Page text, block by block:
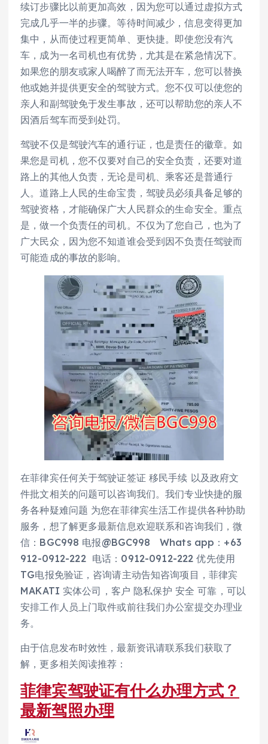
续订步骤比以前更加高效，因为您可以通过虚拟方式
完成几乎一半的步骤。等待时间减少，信息变得更加
集中，从而使过程更简单、更快捷。即使您没有汽
车，成为一名司机也有优势，尤其是在紧急情况下。
如果您的朋友或家人喝醉了而无法开车，您可以替换
他或她并提供更安全的驾驶方式。您不仅可以使您的
亲人和副驾驶免于发生事故，还可以帮助您的亲人不
因酒后驾车而受到处罚。
驾驶不仅是驾驶汽车的通行证，也是责任的徽章。如
果您是司机，您不仅要对自己的安全负责，还要对道
路上的其他人负责，无论是司机、乘客还是普通行
人。道路上人民的生命宝贵，驾驶员必须具备足够的
驾驶资格，才能确保广大人民群众的生命安全。重点
是，做一个负责任的司机。不仅为了您自己，也为了
广大民众，因为您不知道谁会受到因不负责任驾驶而
可能造成的事故的影响。
在菲律宾任何关于驾驶证签证 移民手续 以及政府文
件批文相关的问题可以咨询我们。我们专业快捷的服
务各种疑难问题 为您在菲律宾生活工作提供各种协助
服务，想了解更多最新信息欢迎联系和咨询我们，微
信：BGC998 电报@BGC998 Whats app：+63
912-0912-222 电话：0912-0912-222 优先使用
TG电报免验证，咨询请主动告知咨询项目，菲律宾
MAKATI 实体公司，客户 隐私保护 安全 可靠，可以
安排工作人员上门取件或前往我们办公室提交办理业
务。
由于信息发布时效性，最新资讯请联系我们获取了
解，更多相关阅读推荐：
菲律宾驾驶证有什么办理方式？
最新驾照办理